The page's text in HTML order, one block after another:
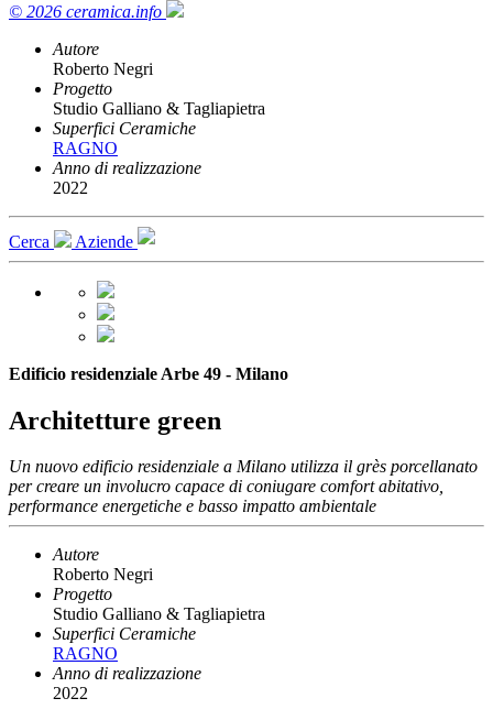
© 2026 ceramica.info
Autore
Roberto Negri
Progetto
Studio Galliano & Tagliapietra
Superfici Ceramiche
RAGNO
Anno di realizzazione
2022
Cerca Aziende
Edificio residenziale Arbe 49 - Milano
Architetture green
Un nuovo edificio residenziale a Milano utilizza il grès porcellanato
per creare un involucro capace di coniugare comfort abitativo,
performance energetiche e basso impatto ambientale
Autore
Roberto Negri
Progetto
Studio Galliano & Tagliapietra
Superfici Ceramiche
RAGNO
Anno di realizzazione
2022